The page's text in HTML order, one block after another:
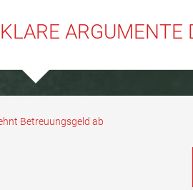
KLARE ARGUMENTE
Betreuungsgeld ab